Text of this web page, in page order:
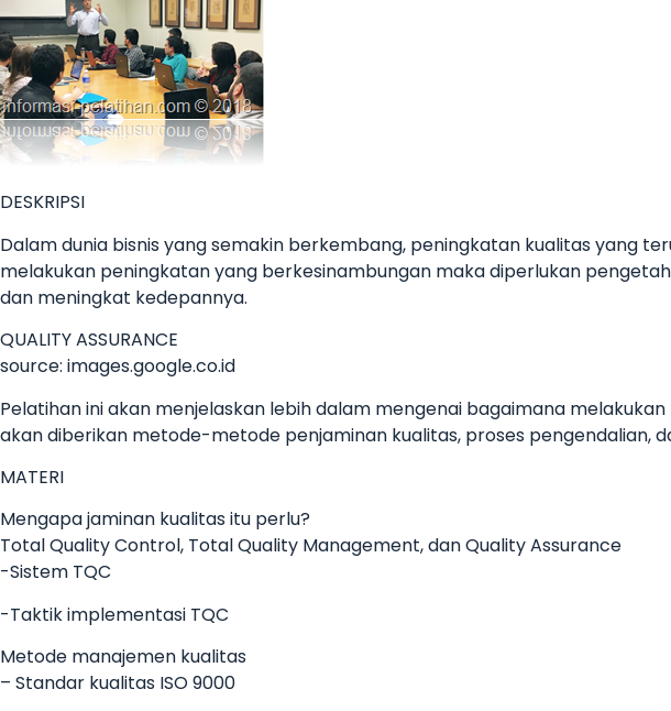
DESKRIPSI
Dalam dunia bisnis yang semakin berkembang, peningkatan kualitas yang
melakukan peningkatan yang berkesinambungan maka diperlukan
dan meningkat kedepannya.
QUALITY ASSURANCE
source: images.google.co.id
Pelatihan ini akan menjelaskan lebih dalam mengenai bagaimana
akan diberikan metode-metode penjaminan kualitas, proses
MATERI
Mengapa jaminan kualitas itu perlu?
Total Quality Control, Total Quality Management, dan Quality Assurance
-Sistem TQC
-Taktik implementasi TQC
Metode manajemen kualitas
– Standar kualitas ISO 9000